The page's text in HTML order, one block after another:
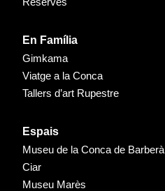
En Família
Gimkama
Viatge a la Conca
Tallers d’art Rupestre
Espais
Museu de la Conca de Barberà
Ciar
Museu Marès